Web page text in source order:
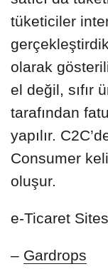
tüketiciler
olarak
el değil, sıfır
tarafından
yapılır.
Consumer
oluşur.
e-Ticaret
– Gardrops